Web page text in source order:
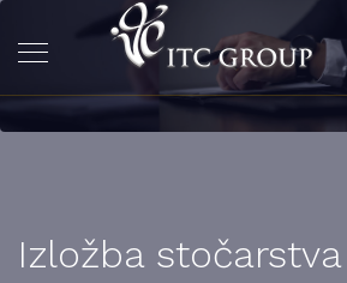
Izložba